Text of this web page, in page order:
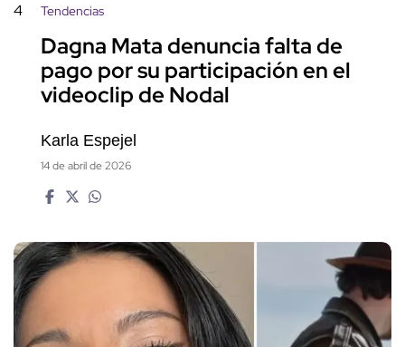
4 Tendencias
Dagna Mata denuncia falta de
pago por su participación en el
videoclip de Nodal
Karla Espejel
14 de abril de 2026